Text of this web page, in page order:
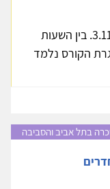
המחזור הקרוב: ימי שלישי מתאריך 3.11.26. בין השעות
הקורס נלמד
בתל אביב והסביבה